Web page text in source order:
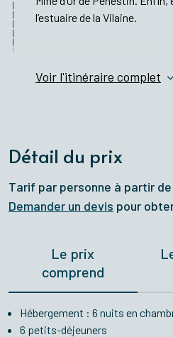
l’estuaire de la Vilaine.
Voir l'itinéraire complet
Détail du prix
Tarif par personne à partir
Demander un devis pour
Le prix
comprend
Hébergement : 6 nuits en
6 petits-déjeuners